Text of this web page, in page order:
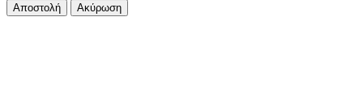
Αποστολή Ακύρωση